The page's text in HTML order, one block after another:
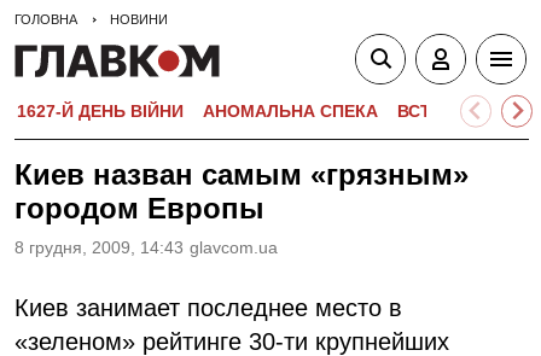
ГОЛОВНА НОВИНИ
1627-Й ДЕНЬ ВІЙНИ АНОМАЛЬНА СПЕКА ВСТУПНА
Киев назван самым «грязным»
городом Европы
8 грудня, 2009, 14:43 glavcom.ua
Киев занимает последнее место в
«зеленом» рейтинге 30-ти крупнейших